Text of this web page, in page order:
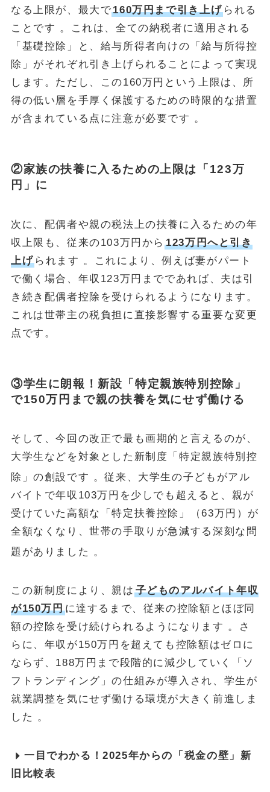
なる上限が、最大で160万円まで引き上げ られる
ことです 。これは、全ての納税者に適用される
「基礎控除」と、給与所得者向けの「給与所得控
除」がそれぞれ引き上げられることによって実現
します。ただし、この160万円という上限は、所
得の低い層を手厚く保護するための時限的な措置
が含まれている点に注意が必要です 。
②家族の扶養に入るための上限は「123万
円」に
次に、配偶者や親の税法上の扶養に入るための年
収上限も、従来の103万円から123万円へと引き
上げ られます 。これにより、例えば妻がパート
で働く場合、年収123万円までであれば、夫は引
き続き配偶者控除を受けられるようになります。
これは世帯主の税負担に直接影響する重要な変更
点です。
③学生に朗報！新設「特定親族特別控除」
で150万円まで親の扶養を気にせず働ける
そして、今回の改正で最も画期的と言えるのが、
大学生などを対象とした新制度「特定親族特別控
除」の創設です 。従来、大学生の子どもがアル
バイトで年収103万円を少しでも超えると、親が
受けていた高額な「特定扶養控除」（63万円）が
全額なくなり、世帯の手取りが急減する深刻な問
題がありました
。
この新制度により、親は 子どものアルバイト年収
が150万円に達するまで、従来の控除額とほぼ同
額の控除を受け続けられるようになります 。さ
らに、年収が150万円を超えても控除額はゼロに
ならず、188万円まで段階的に減少していく「ソ
フトランディング」の仕組みが導入され、学生が
就業調整を気にせず働ける環境が大きく前進しま
した 。
一目でわかる！2025年からの「税金の壁」新
旧比較表